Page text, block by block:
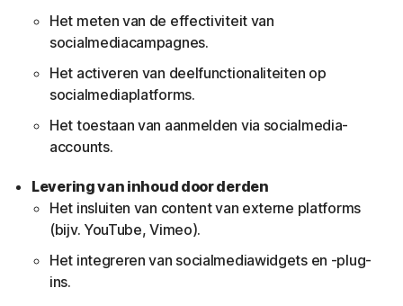
Het meten van de effectiviteit van
socialmediacampagnes.
Het activeren van deelfunctionaliteiten op
socialmediaplatforms.
Het toestaan van aanmelden via socialmedia-
accounts.
Levering van inhoud door derden
Het insluiten van content van externe platforms
(bijv. YouTube, Vimeo).
Het integreren van socialmediawidgets en -plug-
ins.